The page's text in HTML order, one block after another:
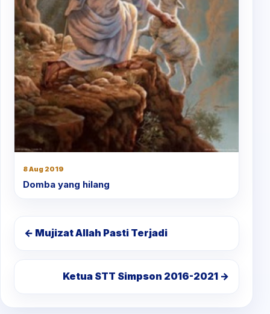
8 Aug 2019
Domba yang hilang
← Mujizat Allah Pasti Terjadi
Ketua STT Simpson 2016-2021 →